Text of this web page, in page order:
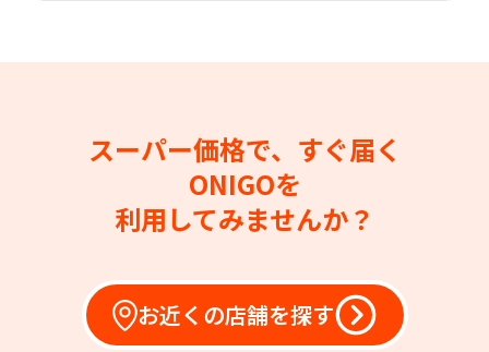
スーパー価格で、すぐ届く
ONIGOを
利用してみませんか？
お近くの店舗を探す